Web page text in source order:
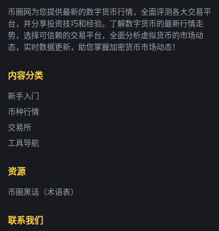
币圈网为您提供最新的数字货币行情，全面评测各大交易平
台，并分享投资技巧和经验。了解数字货币的最新行情走
势，选择可信赖的交易平台，全面分析虚拟货币的市场动
态，实时数据更新，助您掌握加密货币市场动态！
内容分类
新手入门
币种行情
交易所
工具导航
资源
币圈黑话（术语表）
联系我们